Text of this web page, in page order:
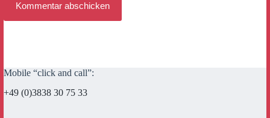
Kommentar abschicken
Mobile “click and call”:
+49 (0)3838 30 75 33